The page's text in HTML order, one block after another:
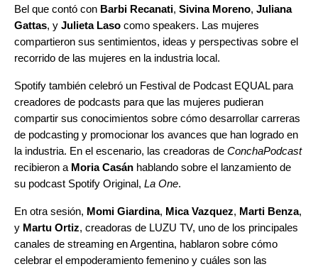
Bel que contó con Barbi Recanati, Sivina Moreno, Juliana
Gattas, y Julieta Laso como speakers. Las mujeres
compartieron sus sentimientos, ideas y perspectivas sobre el
recorrido de las mujeres en la industria local.
Spotify también celebró un Festival de Podcast EQUAL para
creadores de podcasts para que las mujeres pudieran
compartir sus conocimientos sobre cómo desarrollar carreras
de podcasting y promocionar los avances que han logrado en
la industria. En el escenario, las creadoras de ConchaPodcast
recibieron a Moria Casán hablando sobre el lanzamiento de
su podcast Spotify Original, La One.
En otra sesión, Momi Giardina, Mica Vazquez, Marti Benza,
y Martu Ortiz, creadoras de LUZU TV, uno de los principales
canales de streaming en Argentina, hablaron sobre cómo
celebrar el empoderamiento femenino y cuáles son las